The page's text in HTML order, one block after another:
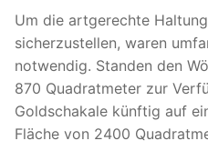
Um die artgerechte
sicherzustellen, waren
notwendig. Standen den
870 Quadratmeter zur
Goldschakale künftig auf
Fläche von 2400